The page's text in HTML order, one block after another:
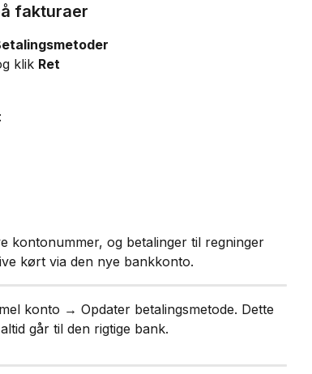
fakturaer
klik Ret
kontonummer, og betalinger til regninger
kørt via den nye bankkonto.
konto → Opdater betalingsmetode. Dette
går til den rigtige bank.